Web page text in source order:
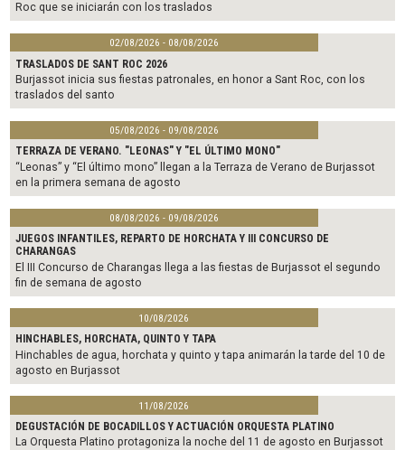
Roc que se iniciarán con los traslados
02/08/2026 - 08/08/2026
TRASLADOS DE SANT ROC 2026
Burjassot inicia sus fiestas patronales, en honor a Sant Roc, con los
traslados del santo
05/08/2026 - 09/08/2026
TERRAZA DE VERANO. "LEONAS" Y "EL ÚLTIMO MONO"
“Leonas” y “El último mono” llegan a la Terraza de Verano de Burjassot
en la primera semana de agosto
08/08/2026 - 09/08/2026
JUEGOS INFANTILES, REPARTO DE HORCHATA Y III CONCURSO DE
CHARANGAS
El III Concurso de Charangas llega a las fiestas de Burjassot el segundo
fin de semana de agosto
10/08/2026
HINCHABLES, HORCHATA, QUINTO Y TAPA
Hinchables de agua, horchata y quinto y tapa animarán la tarde del 10 de
agosto en Burjassot
11/08/2026
DEGUSTACIÓN DE BOCADILLOS Y ACTUACIÓN ORQUESTA PLATINO
La Orquesta Platino protagoniza la noche del 11 de agosto en Burjassot